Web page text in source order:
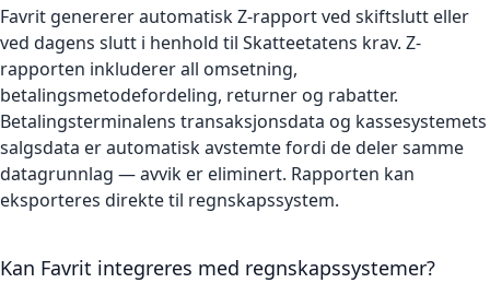
Favrit genererer automatisk Z-rapport ved skiftslutt eller
ved dagens slutt i henhold til Skatteetatens krav. Z-
rapporten inkluderer all omsetning,
betalingsmetodefordeling, returner og rabatter.
Betalingsterminalens transaksjonsdata og kassesystemets
salgsdata er automatisk avstemte fordi de deler samme
datagrunnlag — avvik er eliminert. Rapporten kan
eksporteres direkte til regnskapssystem.
Kan Favrit integreres med regnskapssystemer?